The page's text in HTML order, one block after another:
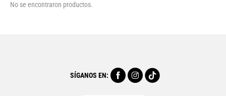
No se encontraron productos.
SÍGANOS EN: